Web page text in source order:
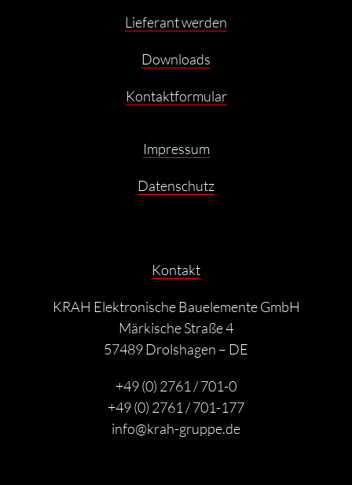
Lieferant werden
Downloads
Kontaktformular
Impressum
Datenschutz
Kontakt
KRAH Elektronische Bauelemente GmbH
Märkische Straße 4
57489 Drolshagen – DE
+49 (0) 2761 / 701-0
+49 (0) 2761 / 701-177
info@krah-gruppe.de